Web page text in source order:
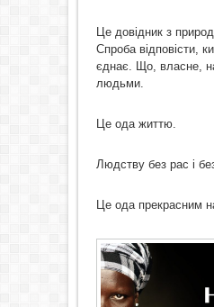
Це довідник з
Спроба відповісти,
єднає. Що, власне,
людьми.
Це ода життю.
Людству без рас і
Це ода прекрасним